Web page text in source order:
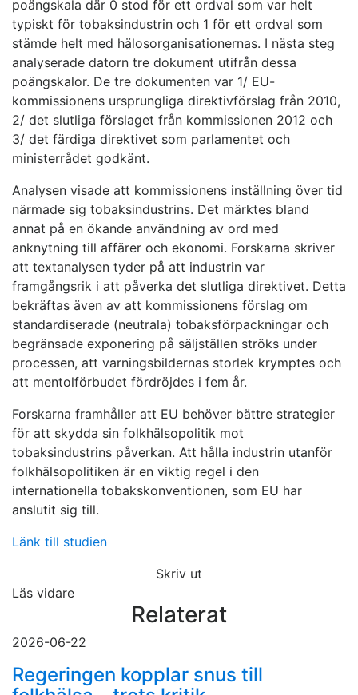
poängskala där 0 stod för ett ordval som var helt
typiskt för tobaksindustrin och 1 för ett ordval som
stämde helt med hälosorganisationernas. I nästa steg
analyserade datorn tre dokument utifrån dessa
poängskalor. De tre dokumenten var 1/ EU-
kommissionens ursprungliga direktivförslag från 2010,
2/ det slutliga förslaget från kommissionen 2012 och
3/ det färdiga direktivet som parlamentet och
ministerrådet godkänt.
Analysen visade att kommissionens inställning över tid
närmade sig tobaksindustrins. Det märktes bland
annat på en ökande användning av ord med
anknytning till affärer och ekonomi. Forskarna skriver
att textanalysen tyder på att industrin var
framgångsrik i att påverka det slutliga direktivet. Detta
bekräftas även av att kommissionens förslag om
standardiserade (neutrala) tobaksförpackningar och
begränsade exponering på säljställen ströks under
processen, att varningsbildernas storlek krymptes och
att mentolförbudet fördröjdes i fem år.
Forskarna framhåller att EU behöver bättre strategier
för att skydda sin folkhälsopolitik mot
tobaksindustrins påverkan. Att hålla industrin utanför
folkhälsopolitiken är en viktig regel i den
internationella tobakskonventionen, som EU har
anslutit sig till.
Länk till studien
Skriv ut
Läs vidare
Relaterat
2026-06-22
Regeringen kopplar snus till